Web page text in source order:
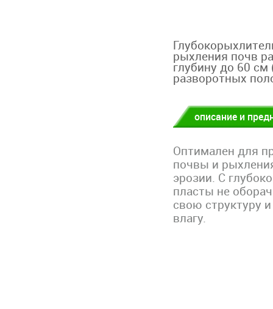
рыхления почв
глубину до 60 см
разворотных
описание и
Оптимален для
почвы и
эрозии. С
пласты не
свою структуру
влагу.